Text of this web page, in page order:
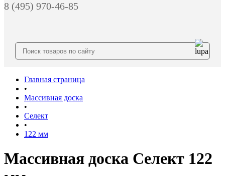
8 (495) 970-46-85
Главная страница
•
Массивная доска
•
Селект
•
122 мм
Массивная доска Селект 122